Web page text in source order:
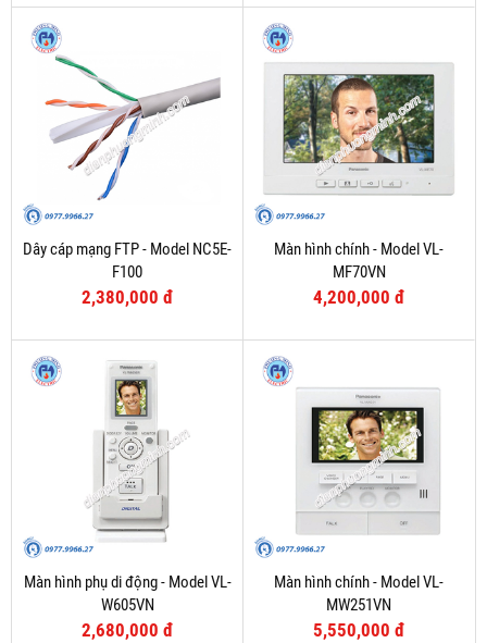
Dây cáp mạng FTP - Model NC5E-
F100
2,380,000 đ
Màn hình chính - Model VL-
MF70VN
4,200,000 đ
Màn hình phụ di động - Model VL-
W605VN
2,680,000 đ
Màn hình chính - Model VL-
MW251VN
5,550,000 đ